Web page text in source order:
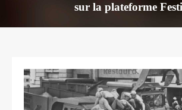
sur la plateforme